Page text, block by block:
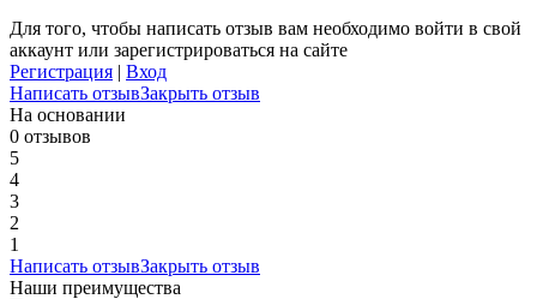
Для того, чтобы написать отзыв вам необходимо войти в свой
аккаунт или зарегистрироваться на сайте
Регистрация | Вход
Написать отзывЗакрыть отзыв
На основании
0 отзывов
5
4
3
2
1
Написать отзывЗакрыть отзыв
Наши преимущества